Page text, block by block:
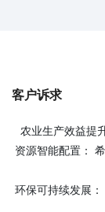
客户诉求
农业生产效益提
资源智能配置：
环保可持续发展